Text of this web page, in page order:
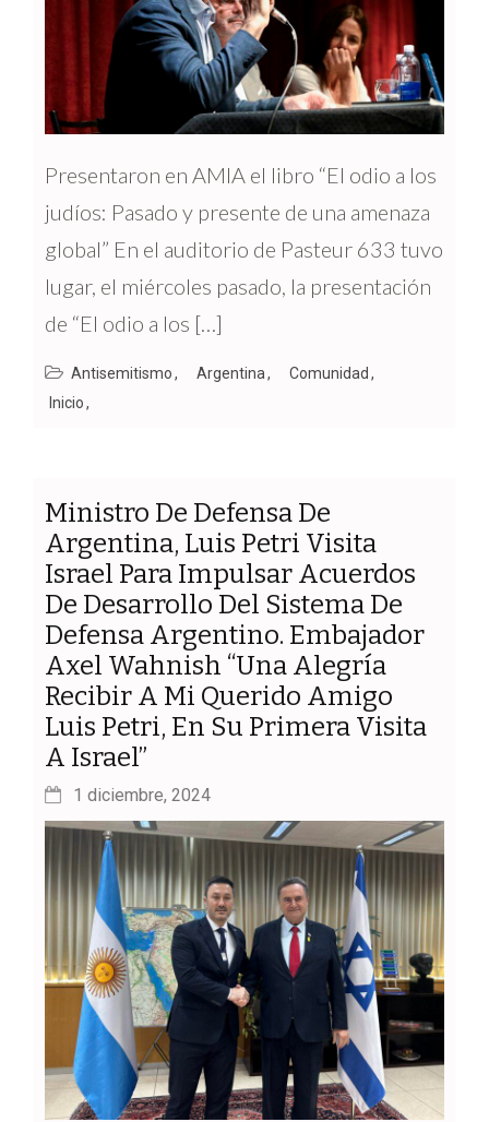
Presentaron en AMIA el libro “El odio a los
judíos: Pasado y presente de una amenaza
global” En el auditorio de Pasteur 633 tuvo
lugar, el miércoles pasado, la presentación
de “El odio a los […]
Antisemitismo Argentina
Comunidad
Inicio
Ministro De Defensa De
Argentina, Luis Petri Visita
Israel Para Impulsar Acuerdos
De Desarrollo Del Sistema De
Defensa Argentino. Embajador
Axel Wahnish “Una Alegría
Recibir A Mi Querido Amigo
Luis Petri, En Su Primera Visita
A Israel”
1 diciembre, 2024